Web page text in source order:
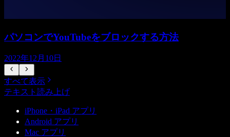
パソコンでYouTubeをブロックする方法
2022年12月10日
すべて表示
テキスト読み上げ
iPhone・iPad アプリ
Android アプリ
Mac アプリ